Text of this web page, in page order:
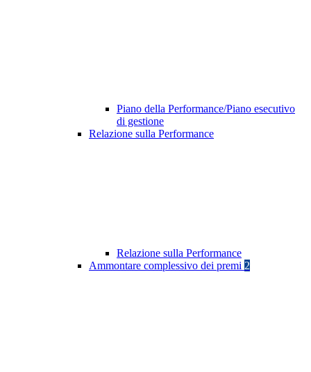
Piano della Performance/Piano esecutivo
di gestione
Relazione sulla Performance
Relazione sulla Performance
Ammontare complessivo dei premi 2